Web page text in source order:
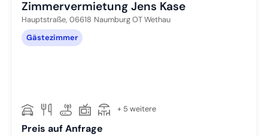
Zimmervermietung Jens Kase
Hauptstraße, 06618 Naumburg OT Wethau
Gästezimmer
+ 5 weitere
Preis auf Anfrage